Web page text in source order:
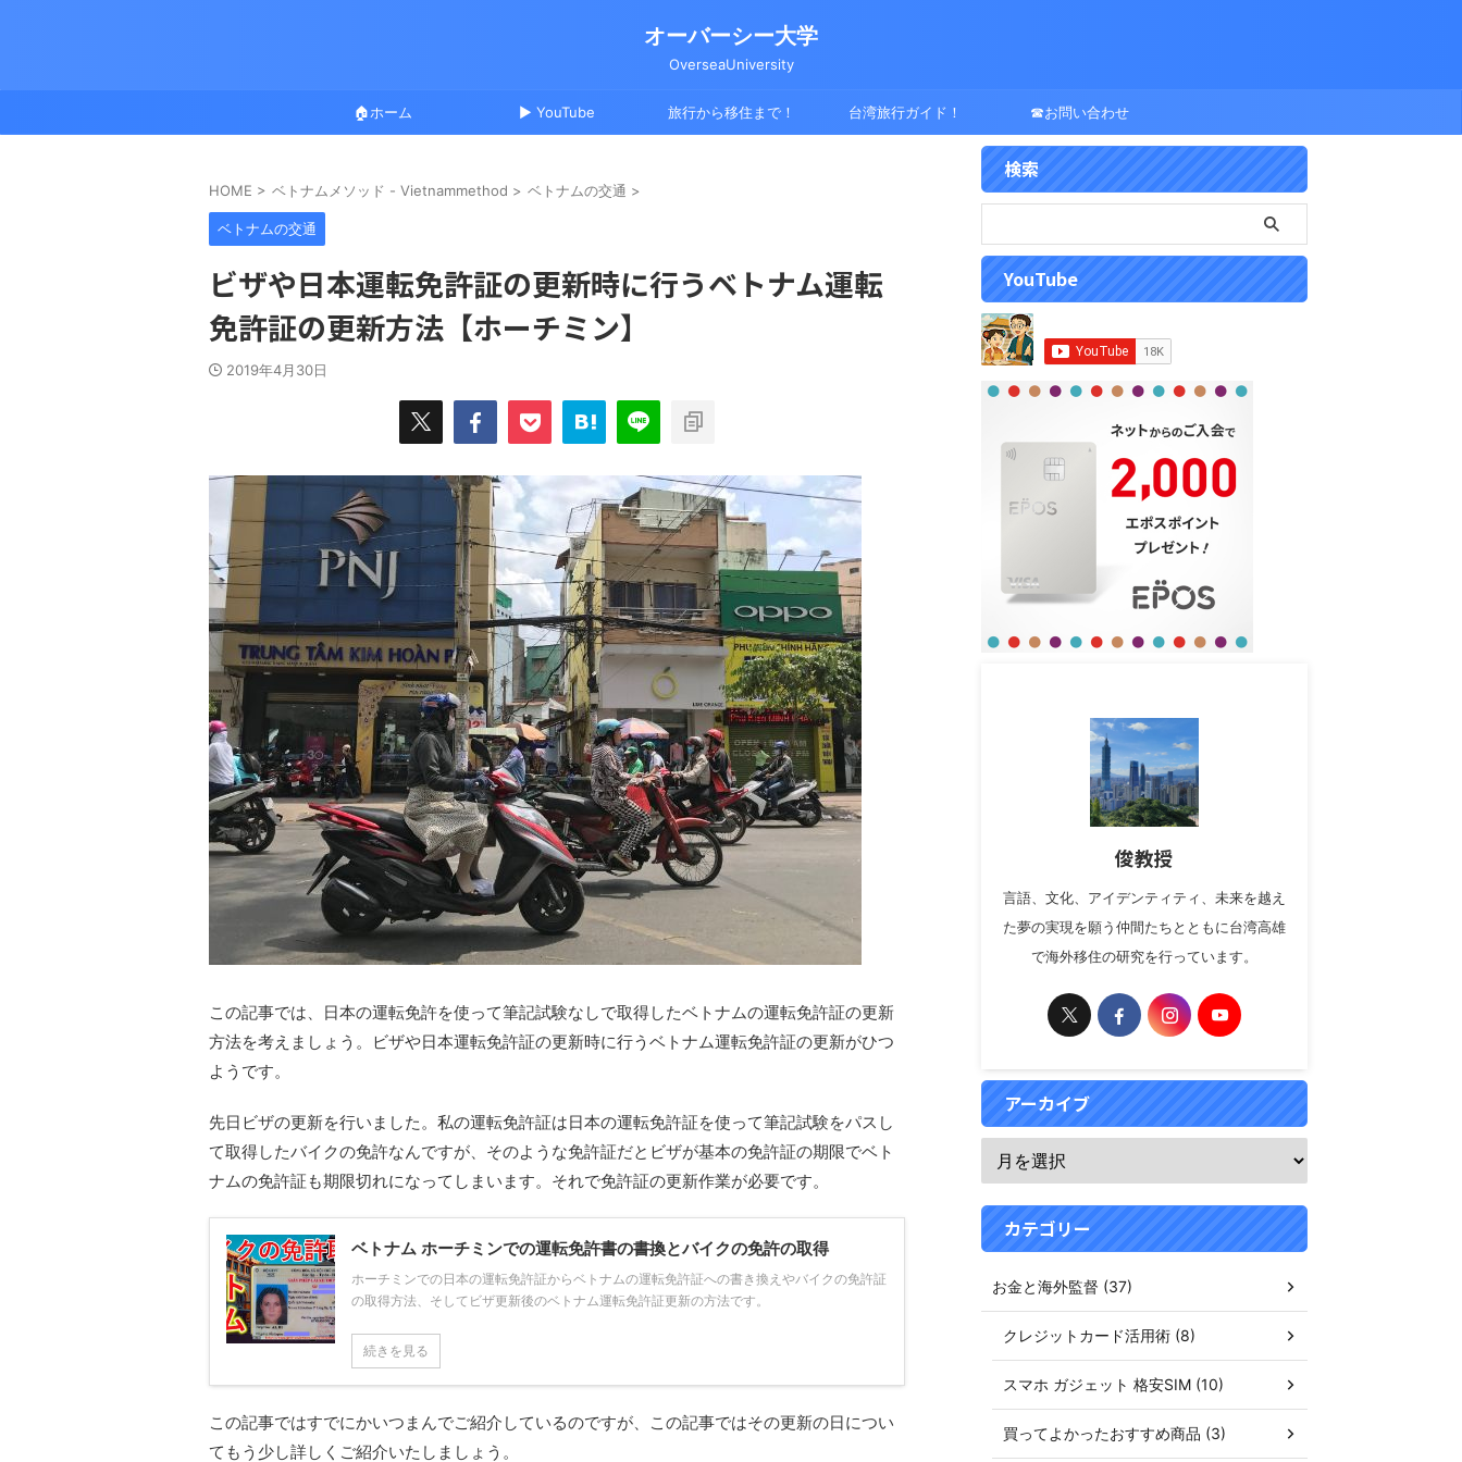
オーバーシー大学
OverseaUniversity
🏠ホーム ▶ YouTube 旅行から移住まで！ 台湾旅行ガイド！ ☎お問い合わせ
HOME > ベトナムメソッド - Vietnammethod > ベトナムの交通 >
ベトナムの交通
ビザや日本運転免許証の更新時に行うベトナム運転
免許証の更新方法【ホーチミン】
2019年4月30日
この記事では、日本の運転免許を使って筆記試験なしで取得したベトナムの運転免許証の更新
方法を考えましょう。ビザや日本運転免許証の更新時に行うベトナム運転免許証の更新がひつ
ようです。
先日ビザの更新を行いました。私の運転免許証は日本の運転免許証を使って筆記試験をパスし
て取得したバイクの免許なんですが、そのような免許証だとビザが基本の免許証の期限でベト
ナムの免許証も期限切れになってしまいます。それで免許証の更新作業が必要です。
ベトナム ホーチミンでの運転免許書の書換とバイクの免許の取得
ホーチミンでの日本の運転免許証からベトナムの運転免許証への書き換えやバイクの免許証
の取得方法、そしてビザ更新後のベトナム運転免許証更新の方法です。
続きを見る
この記事ではすでにかいつまんでご紹介しているのですが、この記事ではその更新の日につい
てもう少し詳しくご紹介いたしましょう。
検索
YouTube
俊教授
言語、文化、アイデンティティ、未来を越え
た夢の実現を願う仲間たちとともに台湾高雄
で海外移住の研究を行っています。
アーカイブ
カテゴリー
お金と海外監督 (37)
クレジットカード活用術 (8)
スマホ ガジェット 格安SIM (10)
買ってよかったおすすめ商品 (3)